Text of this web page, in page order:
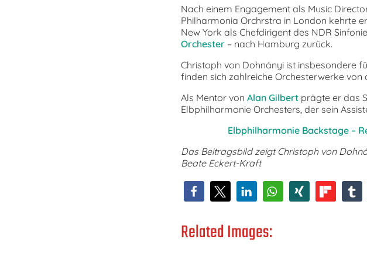
Nach einem Engagement als Music
Philharmonia Orchrstra in London kehrte
New York als Chefdirigent des NDR
Orchester– nach Hamburg zurück.
Christoph von Dohnányi ist insbesondere
finden sich zahlreiche Orchesterwerke
Als Mentor von Alan Gilbertprägte er das
Elbphilharmonie Orchesters, der sein
Elbphilharmonie Backstage –
Das Beitragsbild zeigt Christoph von
Beate Eckert-Kraft
Related Images: